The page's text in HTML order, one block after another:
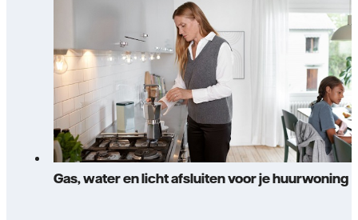
Gas, water en licht afsluiten voor je huurwoning